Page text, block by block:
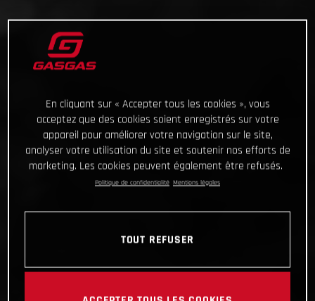
En cliquant sur « Accepter tous les cookies », vous
acceptez que des cookies soient enregistrés sur votre
appareil pour améliorer votre navigation sur le site,
analyser votre utilisation du site et soutenir nos efforts de
marketing. Les cookies peuvent également être refusés.
Politique de confidentialité Mentions légales
TOUT REFUSER